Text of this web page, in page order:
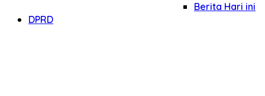
Berita Hari ini
DPRD